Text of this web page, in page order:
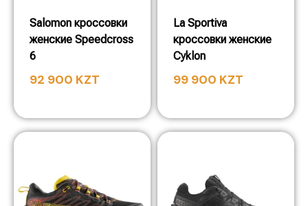
Salomon кроссовки
женские Speedcross
6
92 900 KZT
La Sportiva
кроссовки женские
Cyklon
99 900 KZT